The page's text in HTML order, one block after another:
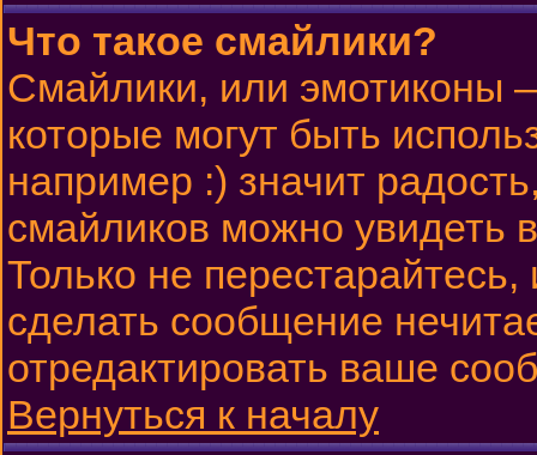
Что такое смайлики?
Смайлики, или эмотиконы
которые могут быть
например :) значит
смайликов можно увидеть
Только не перестарайтесь,
сделать сообщение
отредактировать ваше
Вернуться к началу